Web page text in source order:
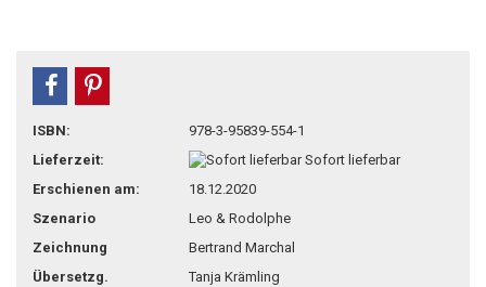
teilen
ISBN:
978-3-95839-554-1
Lieferzeit:
Sofort lieferbar
Erschienen am:
18.12.2020
Szenario
Leo & Rodolphe
Zeichnung
Bertrand Marchal
Übersetzg.
Tanja Krämling